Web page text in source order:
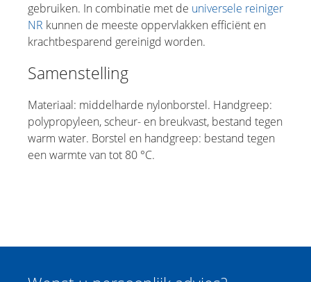
gebruiken. In combinatie met de universele reiniger
NR kunnen de meeste oppervlakken efficiënt en
krachtbesparend gereinigd worden.
Samenstelling
Materiaal: middelharde nylonborstel. Handgreep:
polypropyleen, scheur- en breukvast, bestand tegen
warm water. Borstel en handgreep: bestand tegen
een warmte van tot 80 °C.